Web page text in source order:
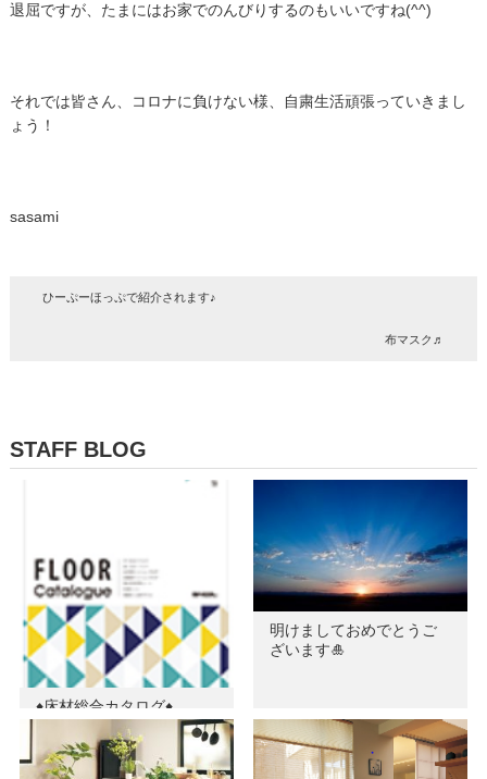
退屈ですが、たまにはお家でのんびりするのもいいですね(^^)
それでは皆さん、コロナに負けない様、自粛生活頑張っていきまし
ょう！
sasami
ひーぷーほっぷで紹介されます♪
布マスク♬
STAFF BLOG
♦床材総合カタログ♦
明けましておめでとうご
ざいます🎍